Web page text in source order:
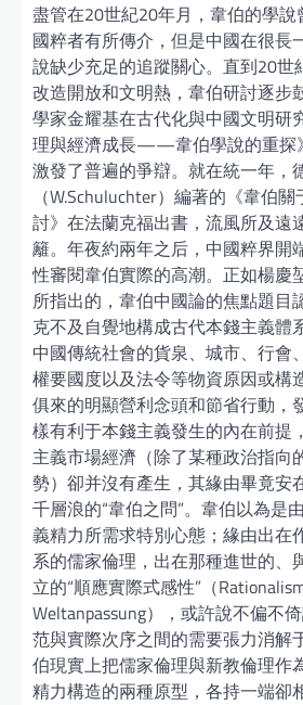
盡管在20世紀20年月，韋伯的學說
國粹者有所傳介，但是中國在很長
說缺少充足的追蹤關心。直到20世
改造開放和文明熱，韋伯研討逐步
學家金耀基在古代化與中國文明研
理與經濟成長——韋伯學說的重探
激發了普遍的爭辯。就在統一年，
（W.Schuluchter）編著的《韋伯
討》在法蘭克福出書，流風所及遠
籬。年夜約兩年之后，中國粹界開
性審閱韋伯實際的高潮。正如楊慶
所指出的，韋伯中國論的焦點題目
克不及自覺地構成古代本錢主義體
中國傳統社會的貨泉、城市、行會
權要國度以及法令等物資原因或構
俱來的明顯營利念頭和節省行動，
樣有利于本錢主義發生的內在前提
主義市場經濟（除了某種政治指向
勢）卻并沒有產生，其緣由畢竟安
千層浪的“韋伯之問”。韋伯以為是
義精力所需求特別心態；緣由出在
系的儒家倫理，出在那種進世的、
立的“順應實際式感性”（
Weltanpassung），或許說不偏不
范與實際次序之間的需要張力消解
伯現實上把儒家倫理與新教倫理作
精力構造的兩種原型，各持一端卻